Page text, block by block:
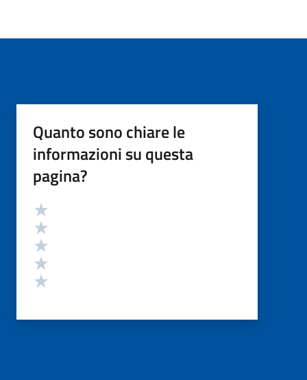
Quanto sono chiare le
informazioni su questa
pagina?
Valutazione